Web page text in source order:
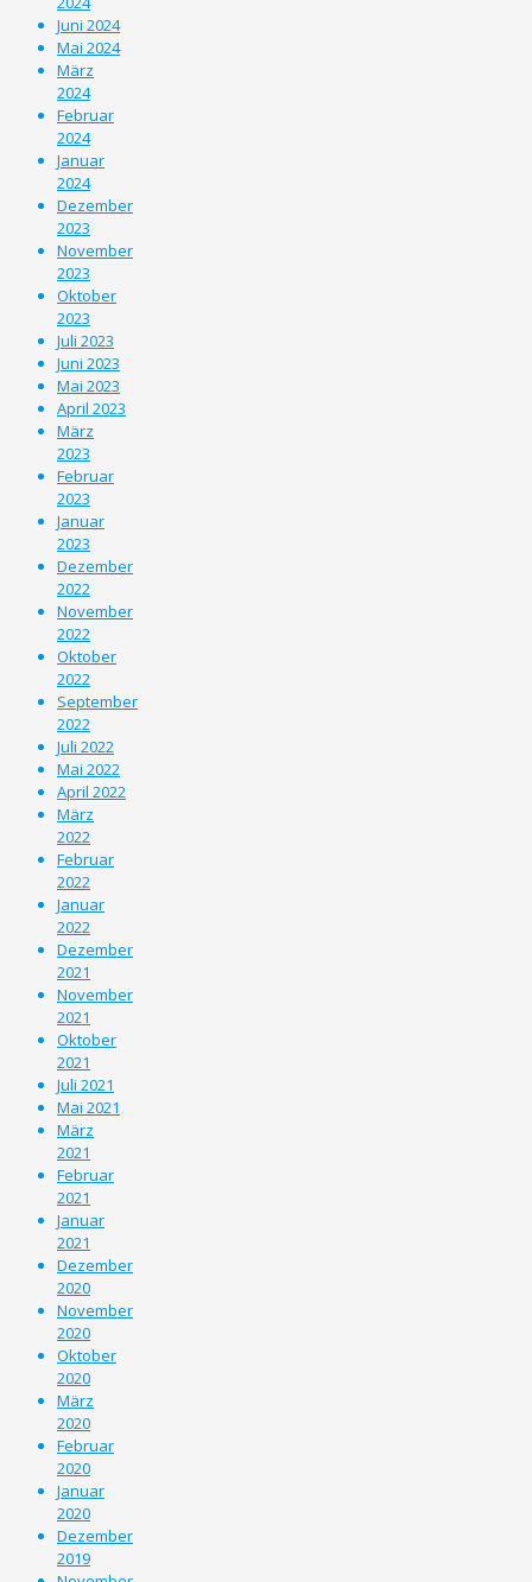
Juni 2024
Mai 2024
März
2024
Februar
2024
Januar
2024
Dezember
2023
November
2023
Oktober
2023
Juli 2023
Juni 2023
Mai 2023
April 2023
März
2023
Februar
2023
Januar
2023
Dezember
2022
November
2022
Oktober
2022
September
2022
Juli 2022
Mai 2022
April 2022
März
2022
Februar
2022
Januar
2022
Dezember
2021
November
2021
Oktober
2021
Juli 2021
Mai 2021
März
2021
Februar
2021
Januar
2021
Dezember
2020
November
2020
Oktober
2020
März
2020
Februar
2020
Januar
2020
Dezember
2019